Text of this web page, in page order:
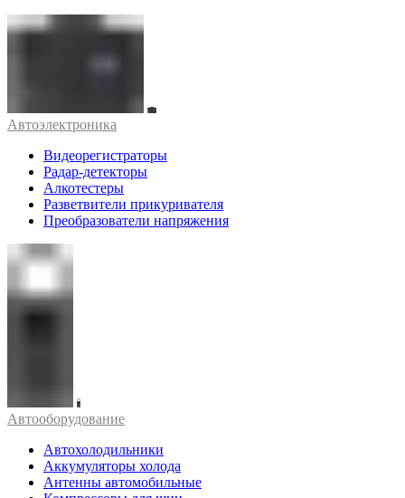
Автоэлектроника
Видеорегистраторы
Радар-детекторы
Алкотестеры
Разветвители прикуривателя
Преобразователи напряжения
Автооборудование
Автохолодильники
Аккумуляторы холода
Антенны автомобильные